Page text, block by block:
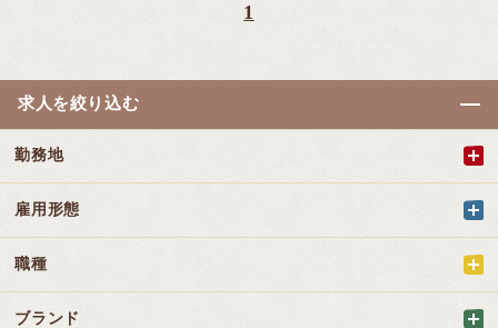
1
求人を絞り込む
勤務地
雇用形態
職種
ブランド